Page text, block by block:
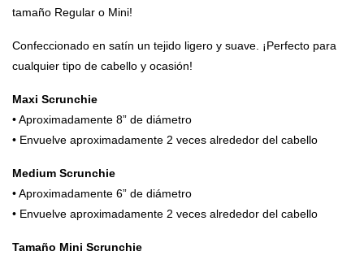
tamaño Regular o Mini!
Confeccionado en satín un tejido ligero y suave. ¡Perfecto para
cualquier tipo de cabello y ocasión!
Maxi Scrunchie
• Aproximadamente 8” de diámetro
• Envuelve aproximadamente 2 veces alrededor del cabello
Medium Scrunchie
• Aproximadamente 6” de diámetro
• Envuelve aproximadamente 2 veces alrededor del cabello
Tamaño Mini Scrunchie